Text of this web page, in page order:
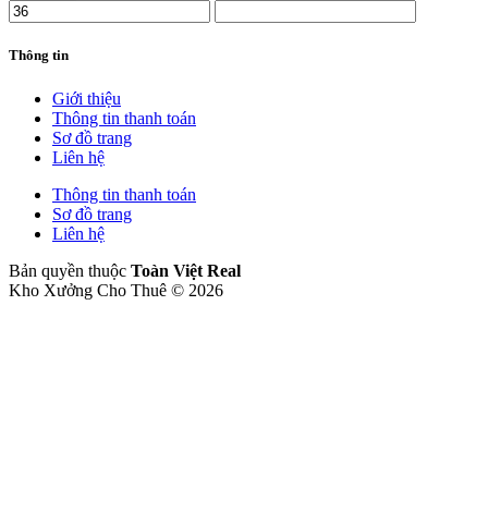
Thông tin
Giới thiệu
Thông tin thanh toán
Sơ đồ trang
Liên hệ
Thông tin thanh toán
Sơ đồ trang
Liên hệ
Bản quyền thuộc Toàn Việt Real
Kho Xưởng Cho Thuê © 2026